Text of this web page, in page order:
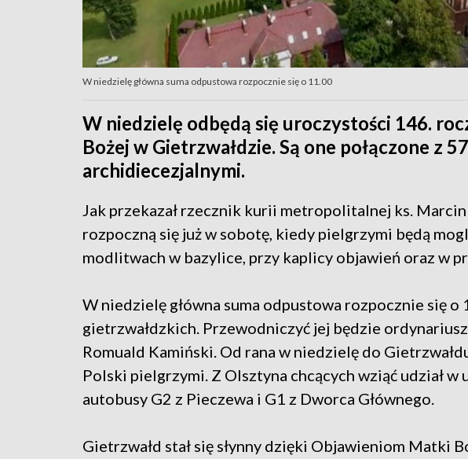
W niedzielę główna suma odpustowa rozpocznie się o 11.00
W niedzielę odbędą się uroczystości 146.
Bożej w Gietrzwałdzie. Są one połączone z
archidiecezjalnymi.
Jak przekazał rzecznik kurii metropolitalnej ks.
rozpoczną się już w sobotę, kiedy pielgrzymi będą
modlitwach w bazylice, przy kaplicy objawień oraz w
W niedzielę główna suma odpustowa rozpocznie się o
gietrzwałdzkich. Przewodniczyć jej będzie
Romuald Kamiński. Od rana w niedzielę do
Polski pielgrzymi. Z Olsztyna chcących wziąć udział w
autobusy G2 z Pieczewa i G1 z Dworca Głównego.
Gietrzwałd stał się słynny dzięki Objawieniom Matki